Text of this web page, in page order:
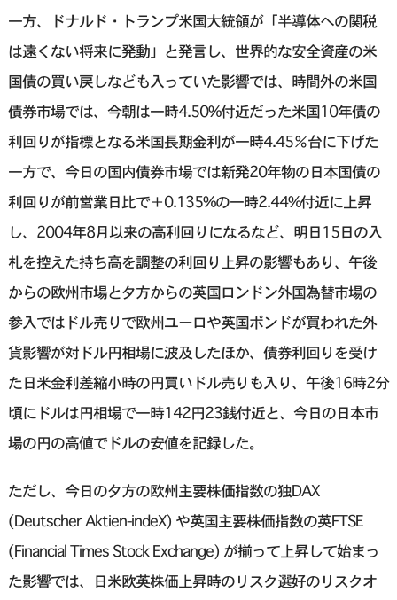
一方、ドナルド・トランプ米国大統領が「半導体への関税
は遠くない将来に発動」と発言し、世界的な安全資産の米
国債の買い戻しなども入っていた影響では、時間外の米国
債券市場では、今朝は一時4.50%付近だった米国10年債の
利回りが指標となる米国長期金利が一時4.45％台に下げた
一方で、今日の国内債券市場では新発20年物の日本国債の
利回りが前営業日比で＋0.135%の一時2.44%付近に上昇
し、2004年8月以来の高利回りになるなど、明日15日の入
札を控えた持ち高を調整の利回り上昇の影響もあり、午後
からの欧州市場と夕方からの英国ロンドン外国為替市場の
参入ではドル売りで欧州ユーロや英国ポンドが買われた外
貨影響が対ドル円相場に波及したほか、債券利回りを受け
た日米金利差縮小時の円買いドル売りも入り、午後16時2分
頃にドルは円相場で一時142円23銭付近と、今日の日本市
場の円の高値でドルの安値を記録した。
ただし、今日の夕方の欧州主要株価指数の独DAX
(Deutscher Aktien-indeX) や英国主要株価指数の英FTSE
(Financial Times Stock Exchange) が揃って上昇して始まっ
た影響では、日米欧英株価上昇時のリスク選好のリスクオ